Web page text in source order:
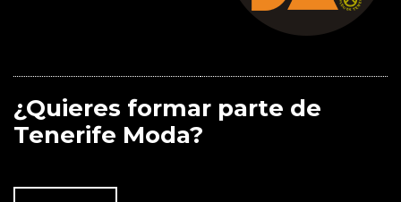
¿Quieres formar parte de
Tenerife Moda?